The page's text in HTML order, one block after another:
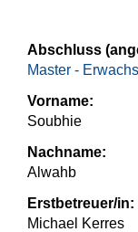
Abschluss
Master -
Vorname:
Soubhie
Nachname:
Alwahb
Erstbetreuer/in:
Michael Kerres